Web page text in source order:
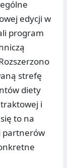
edycji w
program
strefę
diety
i
to na
partnerów